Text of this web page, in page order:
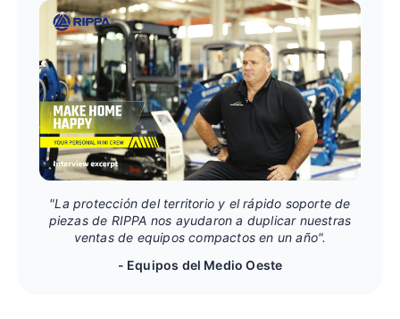
"La protección del territorio y el rápido soporte de
piezas de RIPPA nos ayudaron a duplicar nuestras
ventas de equipos compactos en un año".
- Equipos del Medio Oeste